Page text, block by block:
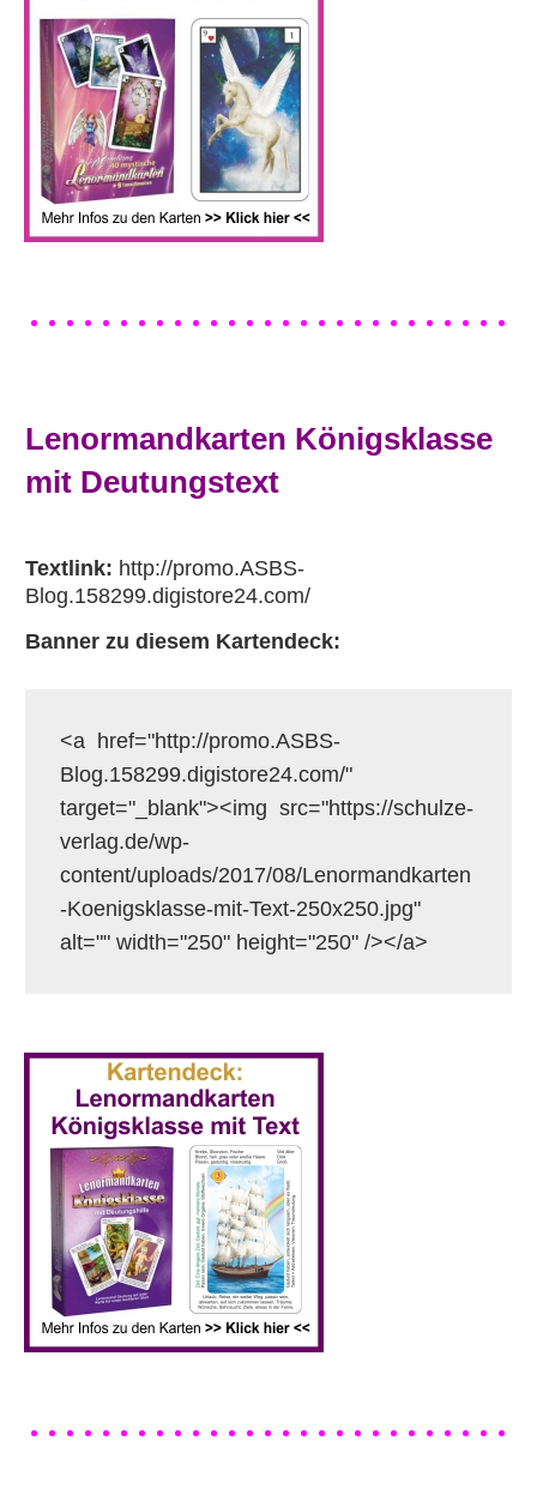
Lenormandkarten Königsklasse
mit Deutungstext
Textlink: http://promo.ASBS-
Blog.158299.digistore24.com/
Banner zu diesem Kartendeck:
<a  href="http://promo.ASBS-
Blog.158299.digistore24.com/"
target="_blank"><img  src="https://schulze-
verlag.de/wp-
content/uploads/2017/08/Lenormandkarten
-Koenigsklasse-mit-Text-250x250.jpg"
alt="" width="250" height="250" /></a>